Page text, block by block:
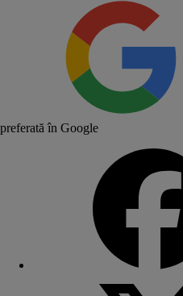
preferată în Google